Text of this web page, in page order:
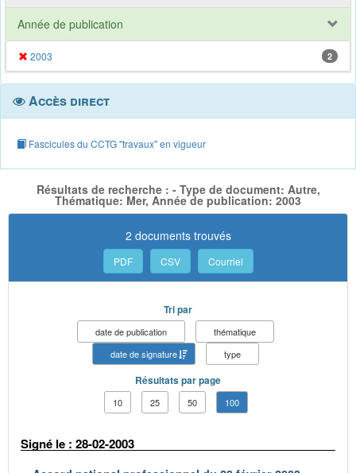
Année de publication
2003 2
Accès direct
Fascicules du CCTG "travaux" en vigueur
Résultats de recherche : - Type de document: Autre,
Thématique: Mer, Année de publication: 2003
2 documents trouvés
PDF CSV Courriel
Tri par
date de publication
thématique
date de signature
type
Résultats par page
10 25 50 100
Signé le : 28-02-2003